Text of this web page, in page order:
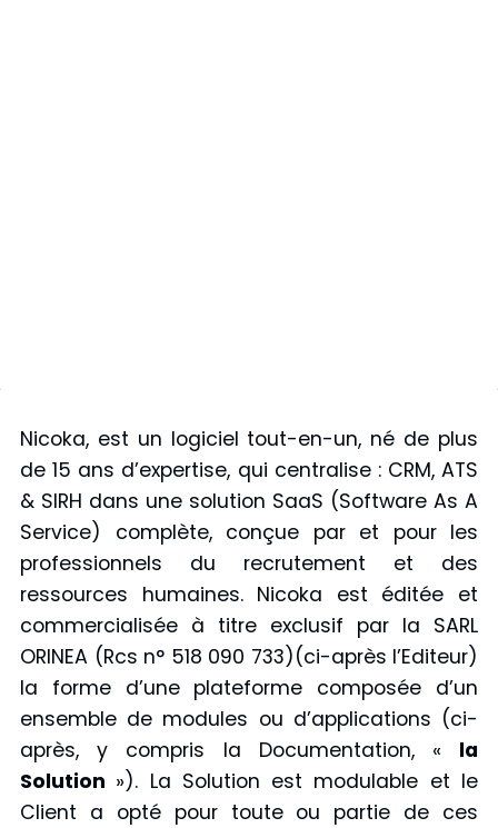
Nicoka, est un logiciel tout-en-un, né de plus
de 15 ans d’expertise, qui centralise : CRM, ATS
& SIRH dans une solution SaaS (Software As A
Service) complète, conçue par et pour les
professionnels du recrutement et des
ressources humaines. Nicoka est éditée et
commercialisée à titre exclusif par la SARL
ORINEA (Rcs n° 518 090 733)(ci-après l’Editeur)
la forme d’une plateforme composée d’un
ensemble de modules ou d’applications (ci-
après, y compris la Documentation, « la
Solution »). La Solution est modulable et le
Client a opté pour toute ou partie de ces